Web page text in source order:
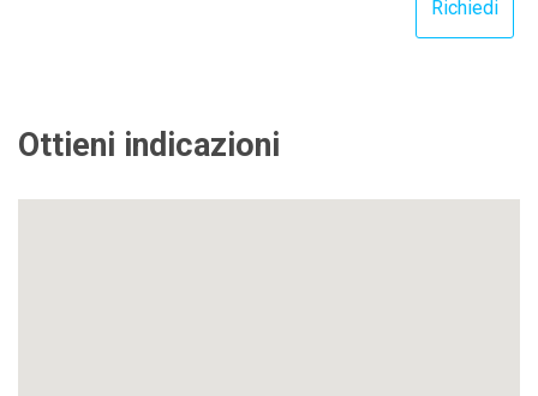
Ottieni indicazioni